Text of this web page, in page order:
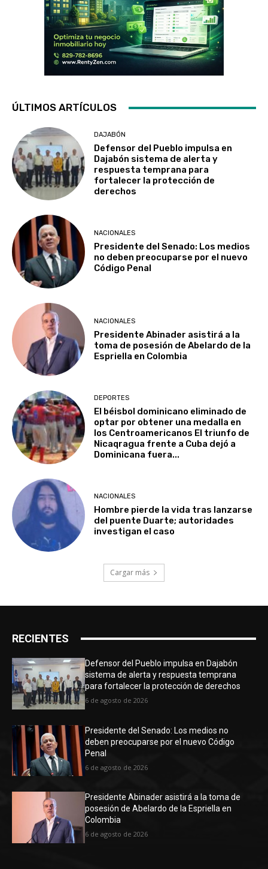
ÚLTIMOS ARTÍCULOS
DAJABÓN
Defensor del Pueblo impulsa en
Dajabón sistema de alerta y
respuesta temprana para
fortalecer la protección de
derechos
NACIONALES
Presidente del Senado: Los medios
no deben preocuparse por el nuevo
Código Penal
NACIONALES
Presidente Abinader asistirá a la
toma de posesión de Abelardo de la
Espriella en Colombia
DEPORTES
El béisbol dominicano eliminado de
optar por obtener una medalla en
los Centroamericanos El triunfo de
Nicaqragua frente a Cuba dejó a
Dominicana fuera...
NACIONALES
Hombre pierde la vida tras lanzarse
del puente Duarte; autoridades
investigan el caso
Cargar más
RECIENTES
Defensor del Pueblo impulsa en Dajabón
sistema de alerta y respuesta temprana
para fortalecer la protección de derechos
6 de agosto de 2026
Presidente del Senado: Los medios no
deben preocuparse por el nuevo Código
Penal
6 de agosto de 2026
Presidente Abinader asistirá a la toma de
posesión de Abelardo de la Espriella en
Colombia
6 de agosto de 2026